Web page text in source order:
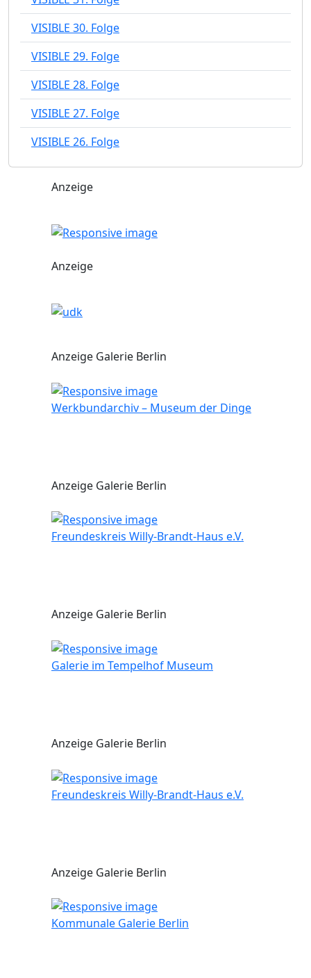
VISIBLE 30. Folge
VISIBLE 29. Folge
VISIBLE 28. Folge
VISIBLE 27. Folge
VISIBLE 26. Folge
Anzeige
Anzeige
Anzeige Galerie Berlin
Werkbundarchiv – Museum der Dinge
Anzeige Galerie Berlin
Freundeskreis Willy-Brandt-Haus e.V.
Anzeige Galerie Berlin
Galerie im Tempelhof Museum
Anzeige Galerie Berlin
Freundeskreis Willy-Brandt-Haus e.V.
Anzeige Galerie Berlin
Kommunale Galerie Berlin